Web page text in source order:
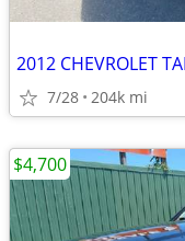
7/28 204k mi
$4,700